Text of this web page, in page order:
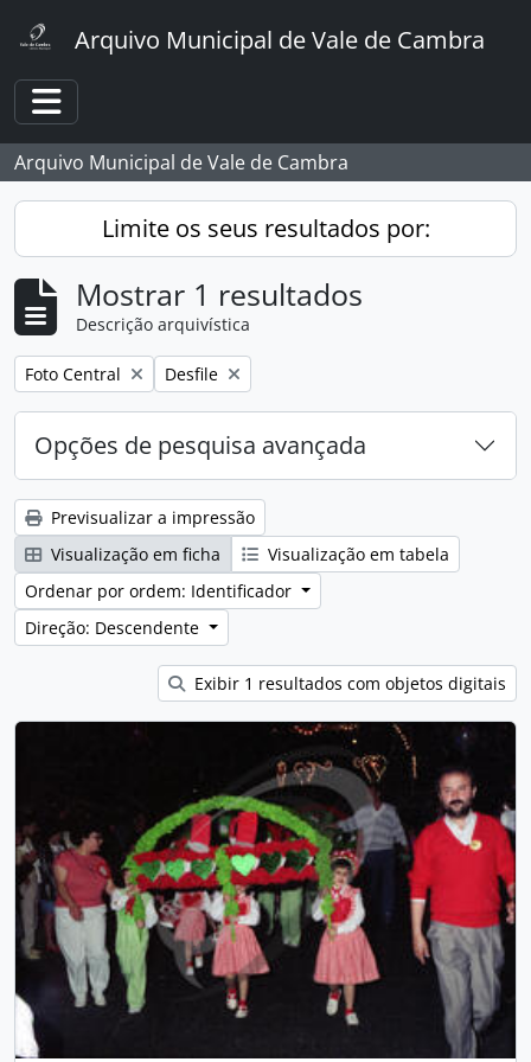
Arquivo Municipal de Vale de Cambra
Toggle navigation
Arquivo Municipal de Vale de Cambra
Limite os seus resultados por:
Mostrar 1 resultados
Descrição arquivística
Remover filtro:
Foto Central Remover filtro:
Desfile
Opções de pesquisa avançada
Previsualizar a impressão
Visualização em ficha
Visualização em tabela
Ordenar por ordem: Identificador
Direção: Descendente
Exibir 1 resultados com objetos digitais